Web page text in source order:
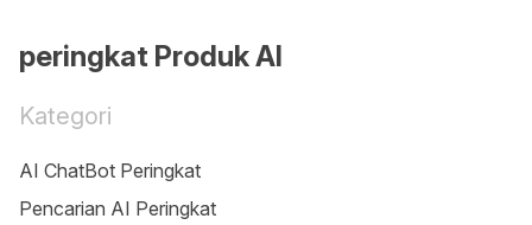
peringkat Produk AI
Kategori
AI ChatBot Peringkat
Pencarian AI Peringkat